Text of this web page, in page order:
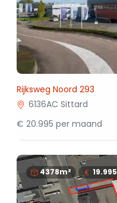
Rijksweg Noord 293
6136AC Sittard
€ 20.995 per maand
4378m² 19.995